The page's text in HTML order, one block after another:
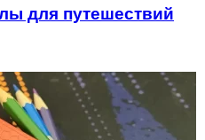
для путешествий